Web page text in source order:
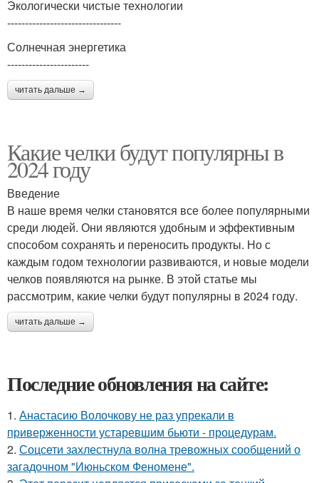
Экологически чистые технологии
--------------------------------
Солнечная энергетика
-----------------------
читать дальше →
Какие челки будут популярны в
2024 году
Введение
В наше время челки становятся все более популярными
среди людей. Они являются удобным и эффективным
способом сохранять и переносить продукты. Но с
каждым годом технологии развиваются, и новые модели
челков появляются на рынке. В этой статье мы
рассмотрим, какие челки будут популярны в 2024 году.
читать дальше →
Последние обновления на сайте:
1. Анастасию Волочкову не раз упрекали в
приверженности устаревшим бьюти - процедурам.
2. Соцсети захлестнула волна тревожных сообщений о
загадочном "Июньском Феномене".